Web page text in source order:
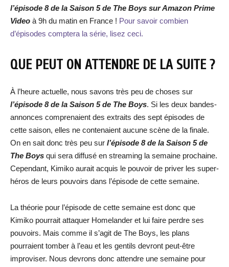
l’épisode 8 de la Saison 5 de The Boys sur Amazon Prime
Video à 9h du matin en France ! Pour savoir combien
d’épisodes comptera la série, lisez ceci.
QUE PEUT ON ATTENDRE DE LA SUITE ?
À l’heure actuelle, nous savons très peu de choses sur
l’épisode 8 de la Saison 5 de The Boys. Si les deux bandes-
annonces comprenaient des extraits des sept épisodes de
cette saison, elles ne contenaient aucune scène de la finale.
On en sait donc très peu sur l’épisode 8 de la Saison 5 de
The Boys qui sera diffusé en streaming la semaine prochaine.
Cependant, Kimiko aurait acquis le pouvoir de priver les super-
héros de leurs pouvoirs dans l’épisode de cette semaine.
La théorie pour l’épisode de cette semaine est donc que
Kimiko pourrait attaquer Homelander et lui faire perdre ses
pouvoirs. Mais comme il s’agit de The Boys, les plans
pourraient tomber à l’eau et les gentils devront peut-être
improviser. Nous devrons donc attendre une semaine pour